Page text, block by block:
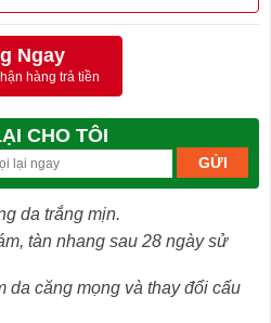
Ngay
hàng trả tiền
CHO TÔI
da trắng mịn.
tàn nhang sau 28 ngày sử
da căng mọng và thay đổi cấu